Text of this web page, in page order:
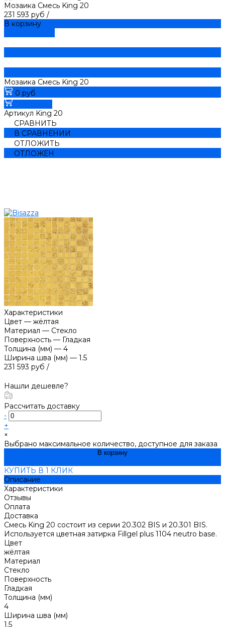
Мозаика Смесь King 20
231 593 руб /
В корзину
Мозаика Смесь King 20
0 руб
Артикул King 20
СРАВНИТЬ
В СРАВНЕНИИ
ОТЛОЖИТЬ
ОТЛОЖЕН
Характеристики
Цвет — жёлтая
Материал — Стекло
Поверхность — Гладкая
Толщина (мм) — 4
Ширина шва (мм) — 1.5
231 593 руб /
Нашли дешевле?
Рассчитать доставку
-
+
×
Выбрано максимальное количество, доступное для заказа
В корзину
КУПИТЬ В 1 КЛИК
Описание
Характеристики
Отзывы
Оплата
Доставка
Смесь King 20 состоит из серии 20.302 BIS и 20.301 BIS.
Используется цветная затирка Fillgel plus 1104 neutro base.
Цвет
жёлтая
Материал
Стекло
Поверхность
Гладкая
Толщина (мм)
4
Ширина шва (мм)
1.5